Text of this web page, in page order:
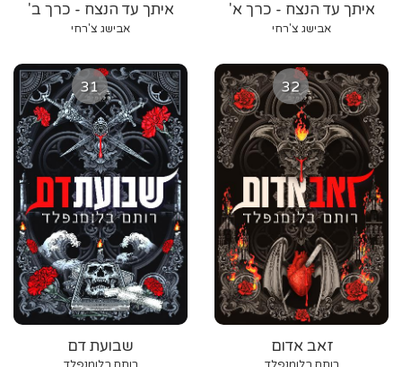
איתך עד הנצח - כרך ב'
אבישג צ'רחי
איתך עד הנצח - כרך א'
אבישג צ'רחי
31
שבועת דם
32
זאב אדום